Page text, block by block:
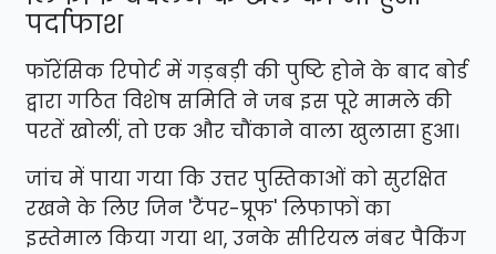
पर्दाफाश
​फॉरेंसिक रिपोर्ट में गड़बड़ी की पुष्टि होने के बाद बोर्ड
द्वारा गठित विशेष समिति ने जब इस पूरे मामले की
परतें खोलीं, तो एक और चौंकाने वाला खुलासा हुआ।
जांच में पाया गया कि उत्तर पुस्तिकाओं को सुरक्षित
रखने के लिए जिन 'टैंपर-प्रूफ' लिफाफों का
इस्तेमाल किया गया था, उनके सीरियल नंबर पैकिंग